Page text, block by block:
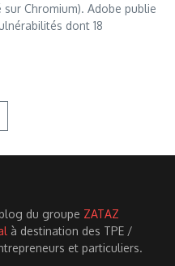
Chromium). Adobe publie
dont 18
du groupe ZATAZ
à destination des TPE /
et particuliers.